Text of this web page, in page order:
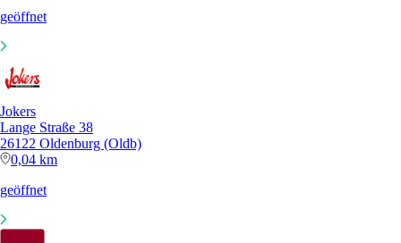
geöffnet
Jokers
Lange Straße 38
26122 Oldenburg (Oldb)
0,04 km
geöffnet